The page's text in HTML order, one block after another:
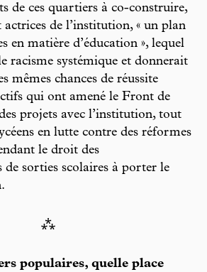
de ces quartiers à co-construire,
actrices de l’institution, « un plan
en matière d’éducation », lequel
racisme systémique et donnerait
mêmes chances de réussite
qui ont amené le Front de
projets avec l’institution, tout
en lutte contre des réformes
le droit des
de sorties scolaires à porter le
⁂
populaires, quelle place